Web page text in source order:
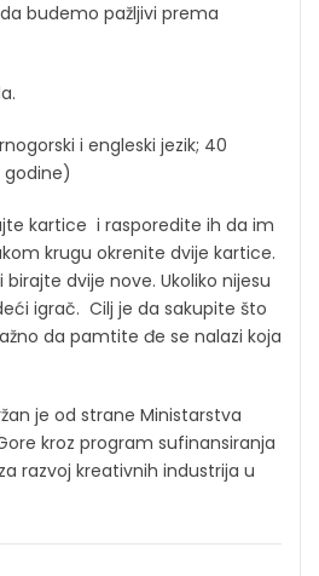
budemo pažljivi prema
i engleski jezik; 40
kartice i rasporedite ih da im
krugu okrenite dvije kartice.
birajte dvije nove. Ukoliko nijesu
igrač. Cilj je da sakupite što
da pamtite đe se nalazi koja
je od strane Ministarstva
kroz program sufinansiranja
razvoj kreativnih industrija u